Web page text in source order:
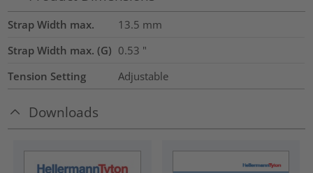
Strap Width max. 13.5 mm
Strap Width max. (G) 0.53 "
Tension Setting
Adjustable
Downloads